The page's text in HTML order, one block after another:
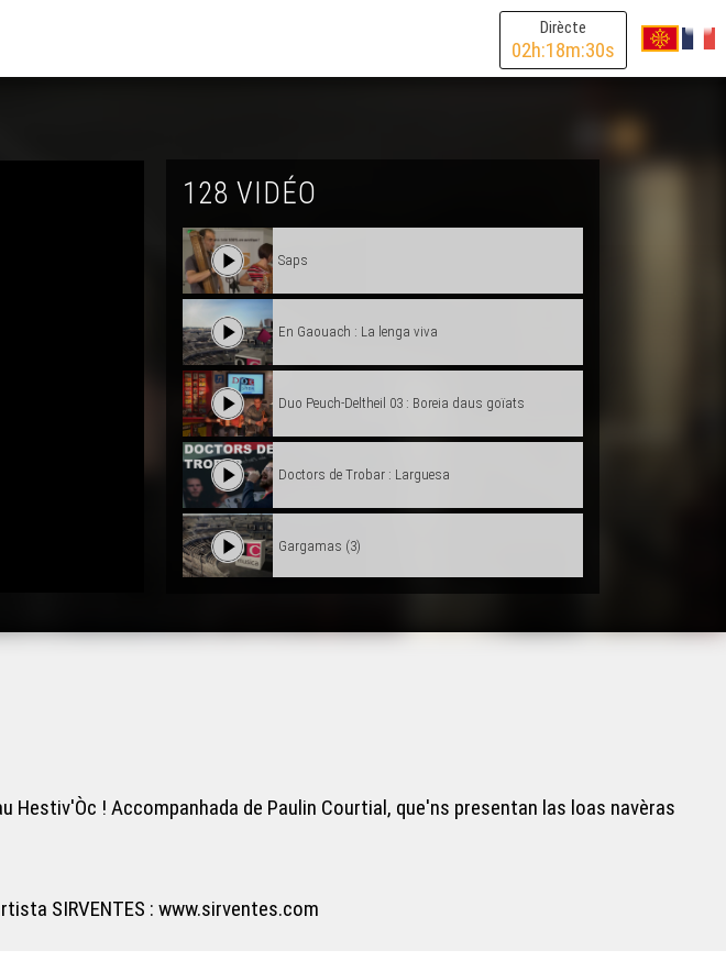
Dirècte
02h:18m:30s
128 VIDÉO
Saps
En Gaouach : La lenga viva
Duo Peuch-Deltheil 03 : Boreia daus goïats
Doctors de Trobar : Larguesa
Gargamas (3)
Trio ERMS, extrait de la creacion "Indians"
! Accompanhada de Paulin Courtial, que'ns presentan las loas navèras
SIRVENTES : www.sirventes.com